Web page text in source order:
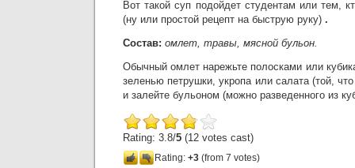
Вот такой суп подойдет студентам или тем,
(ну или простой рецепт на быструю руку) .
Состав: омлет, травы, мясной бульон.
Обычный омлет нарежьте полосками или
зеленью петрушки, укропа или салата (той,
и залейте бульоном (можно разведенного из
Rating: 3.8/5 (12 votes cast)
Rating: +3 (from 7 votes)